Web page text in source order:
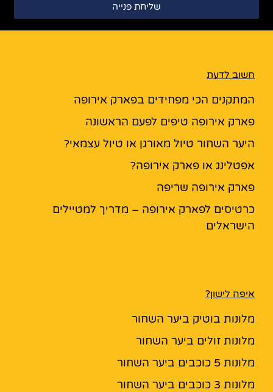
שליחת פנייה
חשוב לדעת
המתקנים הכי מפחידים בפארק אירופה
פארק אירופה טיפים לפעם הראשונה
היער השחור טיול מאורגן או טיול עצמאי?
אפטלינג או פארק אירופה?
פארק אירופה שריפה
כרטיסים לפארק אירופה – מדריך למטיילים
הישראלים
איפה לישון?
מלונות בוטיק ביער השחור
מלונות זולים ביער השחור
מלונות 5 כוכבים ביער השחור
מלונות 3 כוכבים ביער השחור